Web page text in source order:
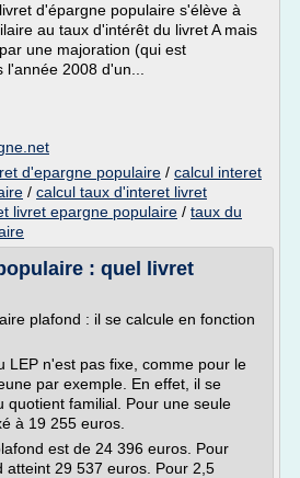
d'épargne populaire s'élève à
au taux d'intérêt du livret A mais
une majoration (qui est
2008 d'un...
d'epargne populaire / calcul interet
/ calcul taux d'interet livret
livret epargne populaire / taux du
: quel livret
plafond : il se calcule en fonction
LEP n'est pas fixe, comme pour le
par exemple. En effet, il se
quotient familial. Pour une seule
à 19 255 euros.
est de 24 396 euros. Pour
atteint 29 537 euros. Pour 2,5